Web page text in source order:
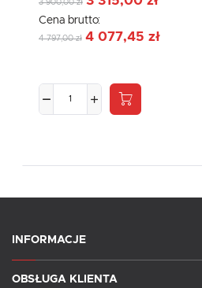
3 900,00 zł
Cena brutto:
4 797,00 zł 4 077,45 zł
INFORMACJE
OBSŁUGA KLIENTA